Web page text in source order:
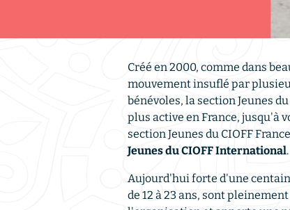
Créé en 2000, comme dans
mouvement insuflé par
bénévoles, la section Jeunes
plus active en France, jusqu'à
section Jeunes du CIOFF
Jeunes du CIOFF International.
Aujourd'hui forte d'une
de 12 à 23 ans, sont